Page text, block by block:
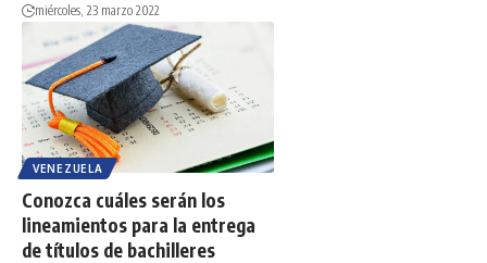
miércoles, 23 marzo 2022
VENEZUELA
Conozca cuáles serán los
lineamientos para la entrega
de títulos de bachilleres